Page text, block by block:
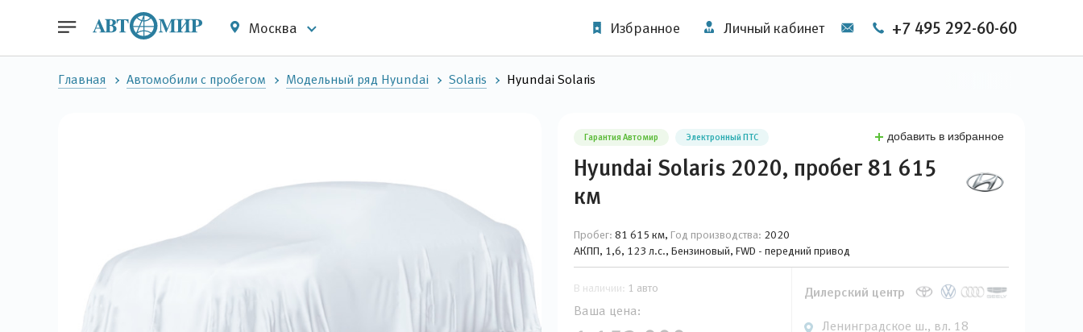
Москва Избранное Личный кабинет +7 495 292-60-60
Главная Автомобили с пробегом Модельный ряд Hyundai Solaris Hyundai Solaris
Гарантия Автомир Электронный ПТС добавить в избранное
Hyundai Solaris 2020, пробег 81 615
км
Пробег: 81 615 км, Год производства: 2020
АКПП, 1,6, 123 л.с., Бензиновый, FWD - передний привод
В наличии: 1 авто
Ваша цена:
Дилерский центр
Ленинградское ш., вл. 18